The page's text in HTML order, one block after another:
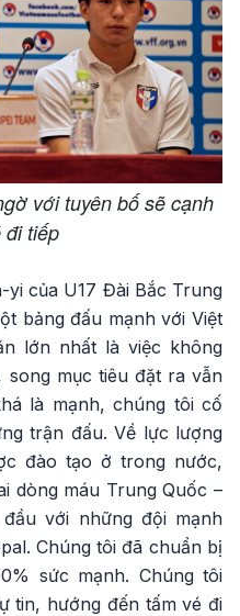
với tuyên bố sẽ cạnh
đi tiếp
yi của U17 Đài Bắc Trung
bảng đấu mạnh với Việt
lớn nhất là việc không
mục tiêu đặt ra vẫn
là mạnh, chúng tôi cố
trận đấu. Về lực lượng
đào tạo ở trong nước,
dòng máu Trung Quốc –
với những đội mạnh
Chúng tôi đã chuẩn bị
sức mạnh. Chúng tôi
tin, hướng đến tấm vé đi